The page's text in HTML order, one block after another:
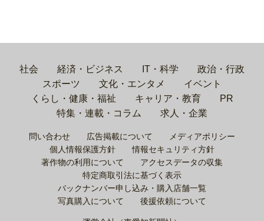
社会 経済・ビジネス IT・科学
政治・行政
スポーツ
文化・エンタメ
イベント
くらし・健康・福祉
キャリア・教育
PR
特集・連載・コラム
求人・企業
問い合わせ 広告掲載について
メディアポリシー
個人情報保護方針
情報セキュリティ方針
著作物の利用について
アクセスデータの収集
特定商取引法に基づく表示
バックナンバー申し込み・購入店舗一覧
写真購入について
後援依頼について